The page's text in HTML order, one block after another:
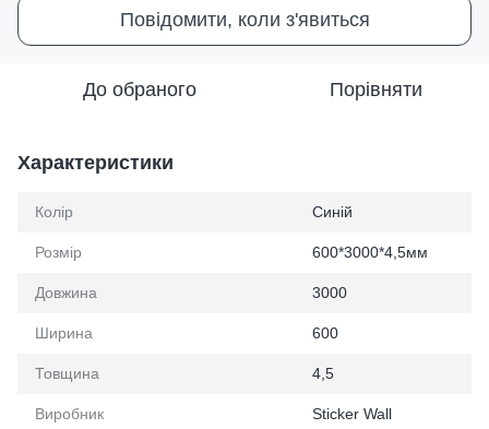
Повідомити, коли з'явиться
До обраного Порівняти
Характеристики
Колір Синій
Розмір 600*3000*4,5мм
Довжина 3000
Ширина 600
Товщина 4,5
Виробник Sticker Wall